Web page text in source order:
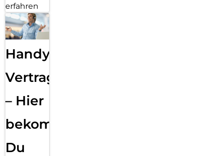
erfahren
Handy
Vertragsabwicklung
– Hier
bekommst
Du